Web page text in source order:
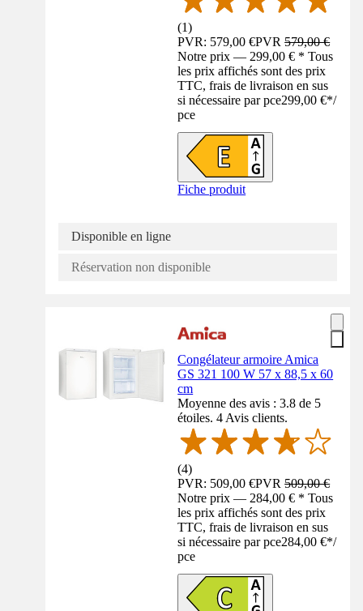
(1)
PVR: 579,00 €PVR579,00 €
Notre prix — 299,00 € * Tous
les prix affichés sont des prix
TTC, frais de livraison en sus
si nécessaire par pce299,00 €*/
pce
Fiche produit
Disponible en ligne
Réservation non disponible
Congélateur armoire Amica
GS 321 100 W 57 x 88,5 x 60
cm
Moyenne des avis : 3.8 de 5
étoiles. 4 Avis clients.
(4)
PVR: 509,00 €PVR509,00 €
Notre prix — 284,00 € * Tous
les prix affichés sont des prix
TTC, frais de livraison en sus
si nécessaire par pce284,00 €*/
pce